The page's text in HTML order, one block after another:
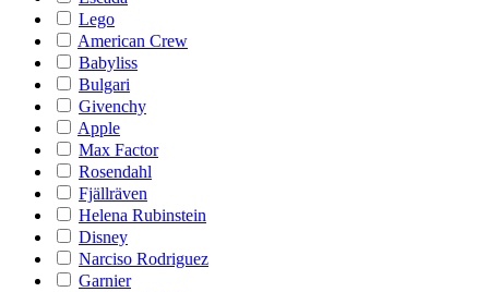
Lego
American Crew
Babyliss
Bulgari
Givenchy
Apple
Max Factor
Rosendahl
Fjällräven
Helena Rubinstein
Disney
Narciso Rodriguez
Garnier